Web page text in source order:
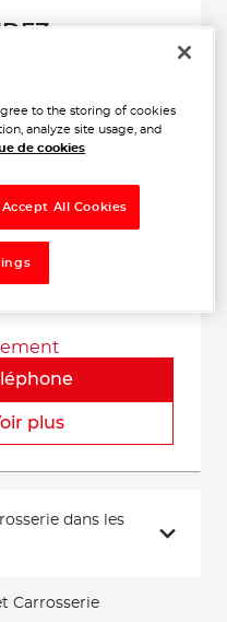
PIANENCQUE
plus
dans les
Carrosserie
to the storing of cookies
analyze site usage, and
de cookies
Accept All Cookies